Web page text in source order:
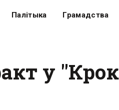
Палітыка Грамадства
у